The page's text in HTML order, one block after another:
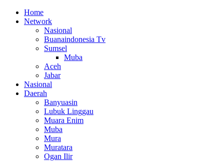
Home
Network
Nasional
Buanaindonesia Tv
Sumsel
Muba
Aceh
Jabar
Nasional
Daerah
Banyuasin
Lubuk Linggau
Muara Enim
Muba
Mura
Muratara
Ogan Ilir